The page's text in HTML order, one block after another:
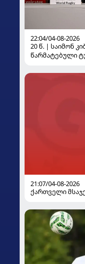
22:04/04-08-2026
20 წ. | საიმონ
წარმატებული
21:07/04-08-2026
ქართველი